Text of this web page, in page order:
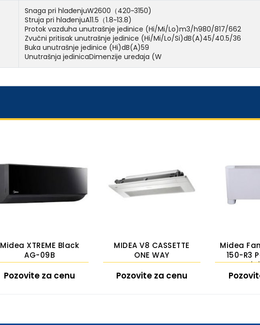
Snaga pri hlađenjuW2600（420~3150)
Struja pri hlađenjuA11.5（1.8~13.8)
Protok vazduha unutrašnje jedinice (Hi/Mi/Lo)m3/h980/817/662
Zvučni pritisak unutrašnje jedinice (Hi/Mi/Lo/Si)dB(A)45/40.5/36
Buka unutrašnje jedinice (Hi)dB(A)59
Unutrašnja jedinicaDimenzije uređaja (W
Midea XTREME Black
AG-09B
Pozovite za cenu
MIDEA V8 CASSETTE
ONE WAY
Pozovite za cenu
Midea
150-R3